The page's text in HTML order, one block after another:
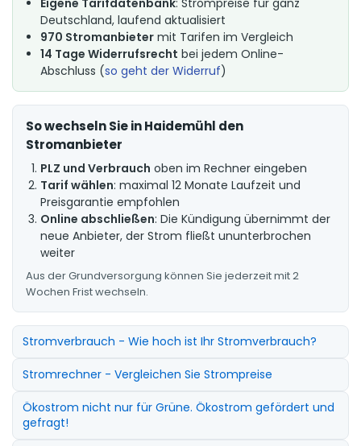
Deutschland, laufend aktualisiert
970 Stromanbieter mit Tarifen im Vergleich
14 Tage Widerrufsrecht bei jedem Online-
Abschluss (so geht der Widerruf)
So wechseln Sie in Haidemühl den
Stromanbieter
PLZ und Verbrauch oben im Rechner eingeben
Tarif wählen: maximal 12 Monate Laufzeit und
Preisgarantie empfohlen
Online abschließen: Die Kündigung übernimmt der
neue Anbieter, der Strom fließt ununterbrochen
weiter
Aus der Grundversorgung können Sie jederzeit mit 2
Wochen Frist wechseln.
Stromverbrauch - Wie hoch ist Ihr Stromverbrauch?
Stromrechner - Vergleichen Sie Strompreise
Ökostrom nicht nur für Grüne. Ökostrom gefördert und
gefragt!